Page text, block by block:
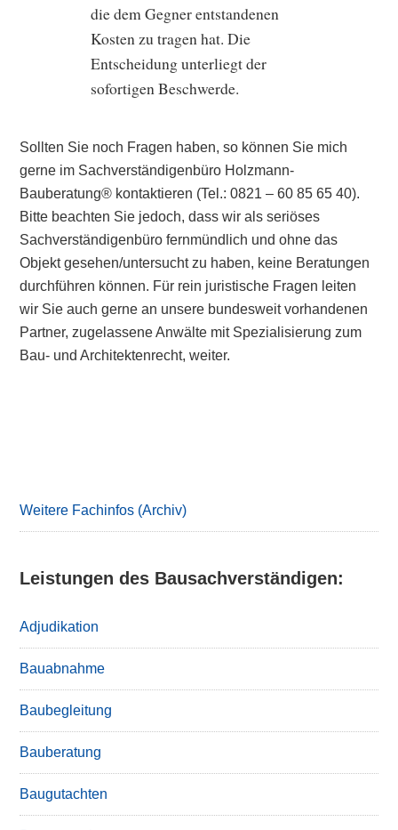
die dem Gegner entstandenen
Kosten zu tragen hat. Die
Entscheidung unterliegt der
sofortigen Beschwerde.
Sollten Sie noch Fragen haben, so können Sie mich
gerne im Sachverständigenbüro Holzmann-
Bauberatung® kontaktieren (Tel.: 0821 – 60 85 65 40).
Bitte beachten Sie jedoch, dass wir als seriöses
Sachverständigenbüro fernmündlich und ohne das
Objekt gesehen/untersucht zu haben, keine Beratungen
durchführen können. Für rein juristische Fragen leiten
wir Sie auch gerne an unsere bundesweit vorhandenen
Partner, zugelassene Anwälte mit Spezialisierung zum
Bau- und Architektenrecht, weiter.
Weitere Fachinfos (Archiv)
Leistungen des Bausachverständigen:
Adjudikation
Bauabnahme
Baubegleitung
Bauberatung
Baugutachten